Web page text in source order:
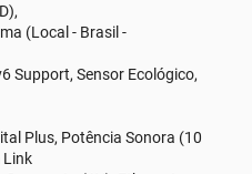
(Local - Brasil -
Support, Sensor Ecológico,
Plus, Potência Sonora (10
Link